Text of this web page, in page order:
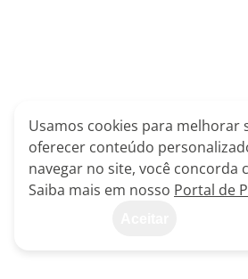
Usamos cookies para melhorar
oferecer conteúdo
navegar no site, você concorda
Saiba mais em nosso Portal de